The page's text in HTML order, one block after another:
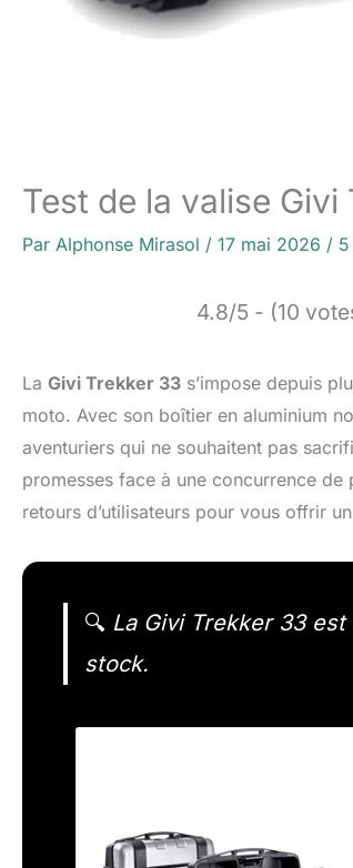
Test de la valise
Par Alphonse Mirasol / 17 mai 2026 /
4.8/5 - (10
La Givi Trekker 33 s’impose depuis
moto. Avec son boîtier en aluminium
aventuriers qui ne souhaitent pas
promesses face à une concurrence
retours d’utilisateurs pour vous offrir
🔍 La Givi Trekker 33
stock.